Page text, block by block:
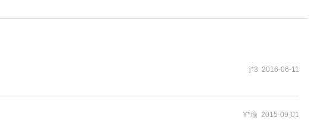
j*3 2016-06-11
Y*瑜 2015-09-01